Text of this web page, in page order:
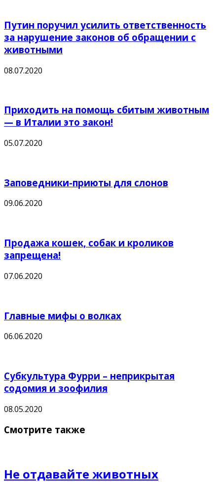
Путин поручил усилить ответственность
за нарушение законов об обращении с
животными
08.07.2020
Приходить на помощь сбитым животным
— в Италии это закон!
05.07.2020
Заповедники-приюты для слонов
09.06.2020
Продажа кошек, собак и кроликов
запрещена!
07.06.2020
Главные мифы о волках
06.06.2020
Субкультура Фурри – неприкрытая
содомия и зоофилия
08.05.2020
Смотрите также
Не отдавайте животных